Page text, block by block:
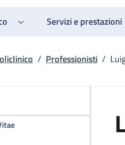
Servizi e prestazioni
di pane
/ Professionisti /
della pagina Luigi Lovato
pagina Luigi Lovato